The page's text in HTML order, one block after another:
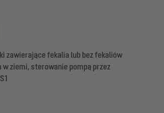
zawierające fekalia lub bez fekaliów
w ziemi, sterowanie pompą przez